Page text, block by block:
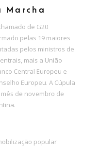
Marcha
de G20
pelas 19 maiores
pelos ministros de
mais a União
Central Europeu e
Europeu. A Cúpula
de novembro de
popular